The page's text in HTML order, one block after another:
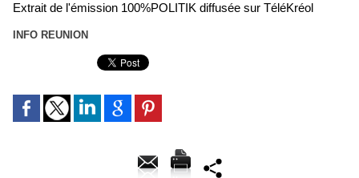
Extrait de l'émission 100%POLITIK diffusée sur TéléKréol
INFO REUNION